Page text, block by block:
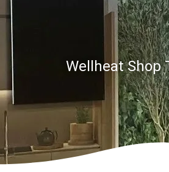
Wellheat Shop